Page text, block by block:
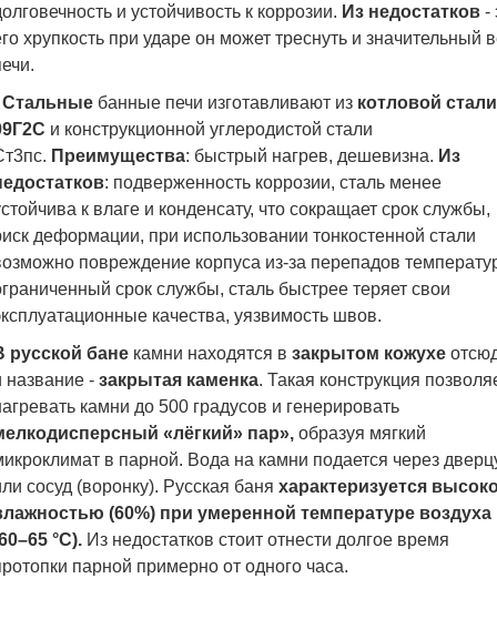
и устойчивость к коррозии. Из недостатков -
хрупкость при ударе он может треснуть и значительный
Стальные банные печи изготавливают из котловой стали
и конструкционной углеродистой стали
Преимущества: быстрый нагрев, дешевизна. Из
: подверженность коррозии, сталь менее
к влаге и конденсату, что сокращает срок службы,
иск деформации, при использовании тонкостенной стали
повреждение корпуса из-за перепадов
граниченный срок службы, сталь быстрее теряет свои
качества, уязвимость швов.
русской бане камни находятся в закрытом кожухе
название - закрытая каменка. Такая конструкция
камни до 500 градусов и генерировать
«лёгкий» пар», образуя мягкий
в парной. Вода на камни подается через
сосуд (воронку). Русская баня характеризуется
(60%) при умеренной температуре воздуха
°С). Из недостатков стоит отнести долгое время
парной примерно от одного часа.